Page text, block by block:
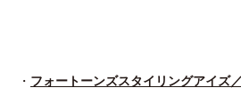
・ フォートーンズスタイリングアイズ